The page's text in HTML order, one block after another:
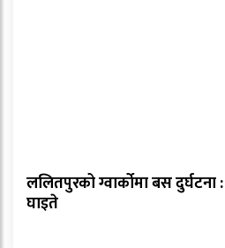
ललितपुरको ग्वार्कोमा बस
घाइते